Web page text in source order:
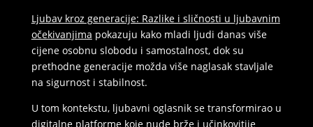
Ljubav kroz generacije: Razlike i sličnosti u ljubavnim
očekivanjima pokazuju kako mladi ljudi danas više
cijene osobnu slobodu i samostalnost, dok su
prethodne generacije možda više naglasak stavljale
na sigurnost i stabilnost.
U tom kontekstu, ljubavni oglasnik se transformirao u
digitalne platforme koje nude brže i učinkovitije